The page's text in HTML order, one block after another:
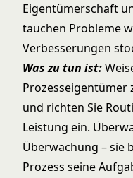
Eigentümerschaft
tauchen Probleme
Verbesserungen
Was zu tun ist:
Prozesseigentümer
und richten Sie
Leistung ein.
Überwachung – sie
Prozess seine